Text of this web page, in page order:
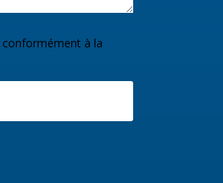
conformément à la